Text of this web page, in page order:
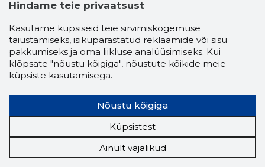
5.0 4 hinnangut
S-LINK OÜ Saaremaa
Maineskoor: 3650
Prognooskäive (2026): 1 140 778 €
Hindame teie privaatsust
Kasutame küpsiseid teie sirvimiskogemuse
täiustamiseks, isikupärastatud reklaamide või sisu
pakkumiseks ja oma liikluse analüüsimiseks. Kui
klõpsate "nõustu kõigiga", nõustute kõikide meie
küpsiste kasutamisega.
Nõustu kõigiga
Küpsistest
Ainult vajalikud